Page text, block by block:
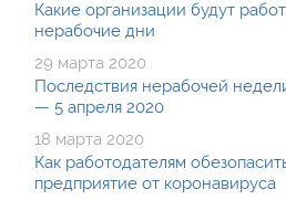
Какие организации будут
нерабочие дни
29 марта 2020
Последствия нерабочей
— 5 апреля 2020
18 марта 2020
Как работодателям
предприятие от коронавируса